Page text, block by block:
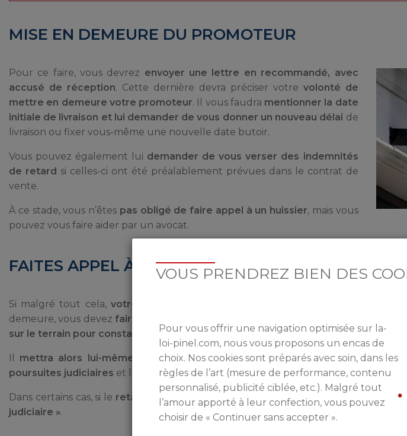
MISE EN DEMEURE DU PROMOTEUR
Pour ce faire, vous devrez envoyer une lettre en recommandé, avec
accusé de réception. Cette dernière devra préciser votre volonté de
mettre en demeure votre promoteur. Il vous faudra mentionner la date
initiale de livraison et lui demander de vous donner un nouveau délai de
livraison ou fixer vous-même une nouvelle date butoir.
Vous pouvez également lui demander de vous verser des indemnités
de retard si celles-ci ont été préalablement prévues dans le contrat de
vente.
À ce stade, vous n’êtes pas obligé de faire appel à un huissier, mais vous
pouvez vous faire aider par un avocat.
FAITES APPEL À UN HUISSIER DE JUSTICE
Si malgré tout cela, votre promoteur ne répond pas
à vos demandes
demeure, vous devezfaire appel à un huissier de justice. Ce dernier contactera
sur le terrain pour constater la situation.
Il mettra alors lui-même le promoteur en demeure. Sans réaction de sa
poursuites judiciaires et le paiement d’indemnités compensatrices.
Dans certains cas, si le retard est trop important, le juge peut décider d’annuler
judiciaire ».
VOUS PRENDREZ BIEN DES
Pour vous offrir une navigation optimisée sur la-
loi-pinel.com, nous vous proposons un encas de
choix. Nos cookies sont préparés avec soin, dans les
règles de l’art (mesure de performance, contenu
personnalisé, publicité ciblée, etc.). Malgré tout
l’amour apporté à leur confection, vous pouvez
choisir de « Continuer sans accepter ».